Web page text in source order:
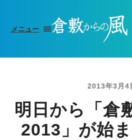
メニュー
2013年3月4
明日から「倉
2013」が始ま